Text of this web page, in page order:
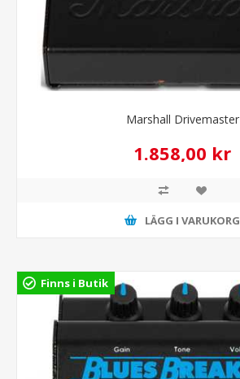
Marshall Drivemaster
1.858,00 kr
LÄGG I VARUKORG
Finns i Butik